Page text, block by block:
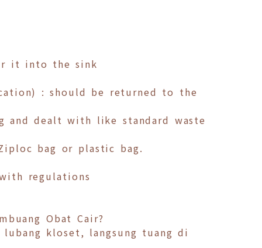
it into the sink
: should be returned to the
and dealt with like standard waste
bag or plastic bag.
regulations
Obat Cair?
lubang kloset, langsung tuang di